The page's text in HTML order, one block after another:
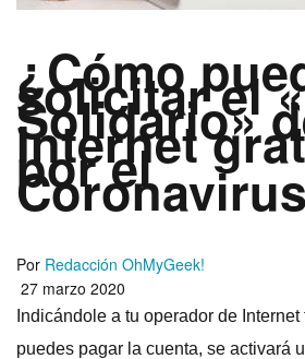
¿Cómo
solicitar el
Solidario»
Internet
por el
Por Redacción OhMyGeek!
27 marzo 2020
Indicándole a tu operador de
puedes pagar la cuenta, se activará